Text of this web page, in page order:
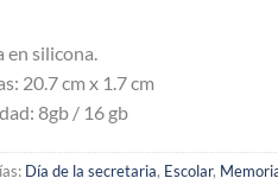
silicona.
20.7 cm x 1.7 cm
8gb / 16 gb
Día de la secretaria, Escolar,